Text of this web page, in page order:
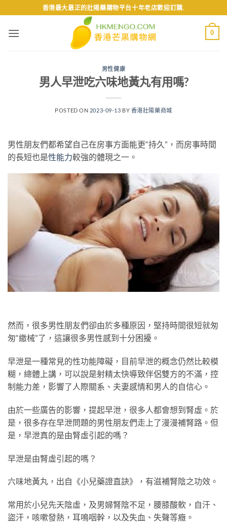
to
content
香港最大最正的壯陽藥購物平台十年老店歡迎訂購.
0
男性健康
男人早泄吃六味地黃丸有用嗎?
POSTED ON 2023-09-13 BY 香港壯陽藥商城
男性朋友們都希望自己在房事方面能更“持久”，而房事時間
的長短也是性能力較強的體現之一。
然而，很多男性朋友們卻由於多種原因，堅持時間很短就匆
匆“繳械”了，這讓很多男性感到十分困擾。
早泄是一種常見的性功能障礙，目前早泄的概念仍然比較模
糊，總體上講，可以說是射精太快導致伴侶雙方的不滿，控
制能力差，影響了人際關系、夫妻感情和男人的自信心。
由於一些廣告的影響，提起早泄，很多人都會想到腎虛。於
是，很多存在早泄問題的男性朋友們走上了漫漫補腎路。但
是，早泄真的是由腎虛引起的嗎？
早泄是由腎虛引起的嗎？
六味地黃丸，出自《小兒藥證直訣》，有滋補腎陰之功效。
常用於小兒先天陰虛，及男婦腎陰不足，腰膝酸軟，自汗、
盜汗，咳嗽發熱，耳鳴咽幹，以及失血、失聲等癥。